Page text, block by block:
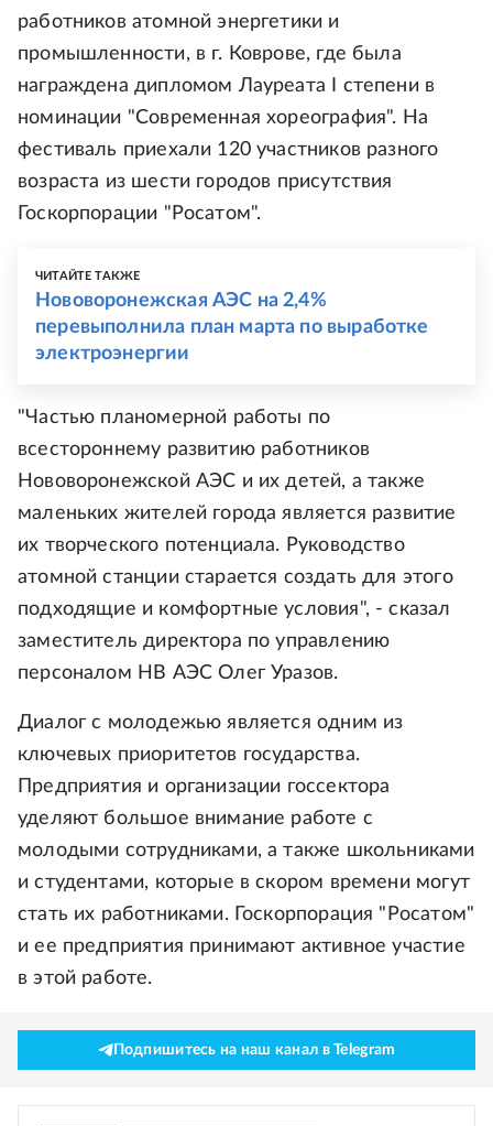
работников атомной энергетики и
промышленности, в г. Коврове, где была
награждена дипломом Лауреата I степени в
номинации "Современная хореография". На
фестиваль приехали 120 участников разного
возраста из шести городов присутствия
Госкорпорации "Росатом".
ЧИТАЙТЕ ТАКЖЕ
Нововоронежская АЭС на 2,4%
перевыполнила план марта по выработке
электроэнергии
"Частью планомерной работы по
всестороннему развитию работников
Нововоронежской АЭС и их детей, а также
маленьких жителей города является развитие
их творческого потенциала. Руководство
атомной станции старается создать для этого
подходящие и комфортные условия", - сказал
заместитель директора по управлению
персоналом НВ АЭС Олег Уразов.
Диалог с молодежью является одним из
ключевых приоритетов государства.
Предприятия и организации госсектора
уделяют большое внимание работе с
молодыми сотрудниками, а также школьниками
и студентами, которые в скором времени могут
стать их работниками. Госкорпорация "Росатом"
и ее предприятия принимают активное участие
в этой работе.
Подпишитесь на наш канал в Telegram